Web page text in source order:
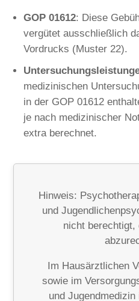
GOP 01612: Diese
vergütet ausschließlich
Vordrucks (Muster 22).
medizinischen
in der GOP 01612
je nach medizinischer
extra berechnet.
Hinweis:
und
nicht berechtigt,
Im Hausärztlichen
sowie im
und